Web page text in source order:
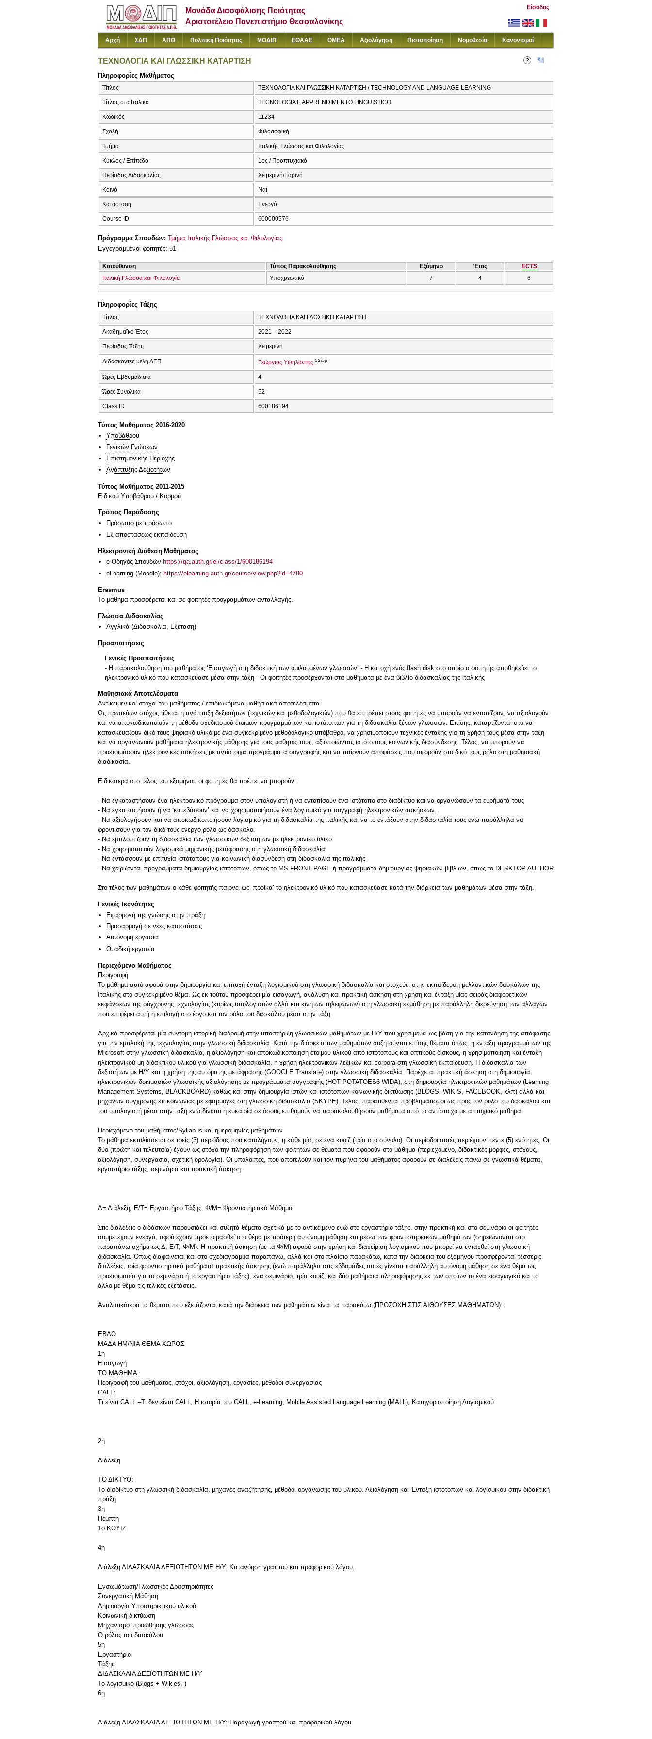
Μονάδα Διασφάλισης Ποιότητας
Αριστοτέλειο Πανεπιστήμιο Θεσσαλονίκης
Είσοδος
Αρχή ΣΔΠ ΑΠΘ Πολιτική Ποιότητας ΜΟΔΙΠ ΕΘΑΑΕ ΟΜΕΑ Αξιολόγηση Πιστοποίηση Νομοθεσία Κανονισμοί
ΤΕΧΝΟΛΟΓΙΑ ΚΑΙ ΓΛΩΣΣΙΚΗ ΚΑΤΑΡΤΙΣΗ
Πληροφορίες Μαθήματος
Τίτλος ΤΕΧΝΟΛΟΓΙΑ ΚΑΙ ΓΛΩΣΣΙΚΗ ΚΑΤΑΡΤΙΣΗ / TECHNOLOGY AND LANGUAGE-LEARNING
Τίτλος στα Ιταλικά TECNOLOGIA E APPRENDIMENTO LINGUISTICO
Κωδικός 11234
Σχολή Φιλοσοφική
Τμήμα Ιταλικής Γλώσσας και Φιλολογίας
Κύκλος / Επίπεδο 1ος / Προπτυχιακό
Περίοδος Διδασκαλίας Χειμερινή/Εαρινή
Κοινό Ναι
Κατάσταση Ενεργό
Course ID 600000576
Πρόγραμμα Σπουδών: Τμήμα Ιταλικής Γλώσσας και Φιλολογίας
Εγγεγραμμένοι φοιτητές: 51
Κατεύθυνση Τύπος Παρακολούθησης Εξάμηνο Έτος
ECTS
Ιταλική Γλώσσα και Φιλολογία
Υποχρεωτικό 7 4 6
Πληροφορίες Τάξης
Τίτλος ΤΕΧΝΟΛΟΓΙΑ ΚΑΙ ΓΛΩΣΣΙΚΗ ΚΑΤΑΡΤΙΣΗ
Ακαδημαϊκό Έτος 2021 – 2022
Περίοδος Τάξης Χειμερινή
Διδάσκοντες μέλη ΔΕΠ Γεώργιος Υψηλάντης 52ωρ
Ώρες Εβδομαδιαία 4
Ώρες Συνολικά 52
Class ID 600186194
Τύπος Μαθήματος 2016-2020
Υποβάθρου
Γενικών Γνώσεων
Επιστημονικής Περιοχής
Ανάπτυξης Δεξιοτήτων
Τύπος Μαθήματος 2011-2015
Ειδικού Υποβάθρου / Κορμού
Τρόπος Παράδοσης
Πρόσωπο με πρόσωπο
Eξ απoστάσεως εκπαίδευση
Ηλεκτρονική Διάθεση Μαθήματος
e-Οδηγός Σπουδών https://qa.auth.gr/el/class/1/600186194
eLearning (Moodle): https://elearning.auth.gr/course/view.php?id=4790
Erasmus
Το μάθημα προσφέρεται και σε φοιτητές προγραμμάτων ανταλλαγής.
Γλώσσα Διδασκαλίας
Αγγλικά (Διδασκαλία, Εξέταση)
Προαπαιτήσεις
Γενικές Προαπαιτήσεις
- Η παρακολούθηση του μαθήματος ‘Εισαγωγή στη διδακτική των ομιλουμένων γλωσσών’ - Η κατοχή ενός flash disk στο οποίο ο φοιτητής αποθηκεύει το
ηλεκτρονικό υλικό που κατασκεύασε μέσα στην τάξη - Οι φοιτητές προσέρχονται στα μαθήματα με ένα βιβλίο διδασκαλίας της ιταλικής
Μαθησιακά Αποτελέσματα
Αντικειμενικοί στόχοι του μαθήματος / επιδιωκόμενα μαθησιακά αποτελέσματα
Ως πρωτεύων στόχος τίθεται η ανάπτυξη δεξιοτήτων (τεχνικών και μεθοδολογικών) που θα επιτρέπει στους φοιτητές να μπορούν να εντοπίζουν, να αξιολογούν
και να αποκωδικοποιούν τη μέθοδο σχεδιασμού έτοιμων προγραμμάτων και ιστότοπων για τη διδασκαλία ξένων γλωσσών. Επίσης, καταρτίζονται στο να
κατασκευάζουν δικό τους ψηφιακό υλικό με ένα συγκεκριμένο μεθοδολογικό υπόβαθρο, να χρησιμοποιούν τεχνικές ένταξης για τη χρήση τους μέσα στην τάξη
και να οργανώνουν μαθήματα ηλεκτρονικής μάθησης για τους μαθητές τους, αξιοποιώντας ιστότοπους κοινωνικής διασύνδεσης. Τέλος, να μπορούν να
προετοιμάσουν ηλεκτρονικές ασκήσεις με αντίστοιχα προγράμματα συγγραφής και να παίρνουν αποφάσεις που αφορούν στο δικό τους ρόλο στη μαθησιακή
διαδικασία.
Ειδικότερα στο τέλος του εξαμήνου οι φοιτητές θα πρέπει να μπορούν:
- Να εγκαταστήσουν ένα ηλεκτρονικό πρόγραμμα στον υπολογιστή ή να εντοπίσουν ένα ιστότοπο στο διαδίκτυο και να οργανώσουν τα ευρήματά τους
- Να εγκαταστήσουν ή να ‘κατεβάσουν’ και να χρησιμοποιήσουν ένα λογισμικό για συγγραφή ηλεκτρονικών ασκήσεων.
- Να αξιολογήσουν και να αποκωδικοποιήσουν λογισμικό για τη διδασκαλία της ιταλικής και να το εντάξουν στην διδασκαλία τους ενώ παράλληλα να
φροντίσουν για τον δικό τους ενεργό ρόλο ως δάσκαλοι
- Να εμπλουτίζουν τη διδασκαλία των γλωσσικών δεξιοτήτων με ηλεκτρονικό υλικό
- Να χρησιμοποιούν λογισμικά μηχανικής μετάφρασης στη γλωσσική διδασκαλία
- Να εντάσσουν με επιτυχία ιστότοπους για κοινωνική διασύνδεση στη διδασκαλία της ιταλικής
- Να χειρίζονται προγράμματα δημιουργίας ιστότοπων, όπως το MS FRONT PAGE ή προγράμματα δημιουργίας ψηφιακών βιβλίων, όπως το DESKTOP AUTHOR
Γενικές Ικανότητες
Εφαρμογή της γνώσης στην πράξη
Προσαρμογή σε νέες καταστάσεις
Αυτόνομη εργασία
Ομαδική εργασία
Περιεχόμενο Μαθήματος
Περιγραφή
Το μάθημα αυτό αφορά στην δημιουργία και επιτυχή ένταξη λογισμικού στη γλωσσική διδασκαλία και στοχεύει στην εκπαίδευση μελλοντικών δασκάλων της
Ιταλικής στο συγκεκριμένο θέμα. Ως εκ τούτου προσφέρει μία εισαγωγή, ανάλυση και πρακτική άσκηση στη χρήση και ένταξη μίας σειράς διαφορετικών
εκφάνσεων της σύγχρονης τεχνολογίας (κυρίως υπολογιστών αλλά και κινητών τηλεφώνων) στη γλωσσική εκμάθηση με παράλληλη διερεύνηση των αλλαγών
που επιφέρει αυτή η επιλογή στο έργο και τον ρόλο του δασκάλου μέσα στην τάξη.
Αρχικά προσφέρεται μία σύντομη ιστορική διαδρομή στην υποστήριξη γλωσσικών μαθημάτων με Η/Υ που χρησιμεύει ως βάση για την κατανόηση της απόφασης
για την εμπλοκή της τεχνολογίας στην γλωσσική διδασκαλία. Κατά την διάρκεια των μαθημάτων συζητούνται επίσης θέματα όπως, η ένταξη προγραμμάτων της
Microsoft στην γλωσσική διδασκαλία, η αξιολόγηση και αποκωδικοποίηση έτοιμου υλικού από ιστότοπους και οπτικούς δίσκους, η χρησιμοποίηση και ένταξη
ηλεκτρονικού μη διδακτικού υλικού για γλωσσική διδασκαλία, η χρήση ηλεκτρονικών λεξικών και corpora στη γλωσσική εκπαίδευση. Η διδασκαλία των
δεξιοτήτων με Η/Υ και η χρήση της αυτόματης μετάφρασης (GOOGLE Translate) στην γλωσσική διδασκαλία. Παρέχεται πρακτική άσκηση στη δημιουργία
ηλεκτρονικών δοκιμασιών γλωσσικής αξιολόγησης με προγράμματα συγγραφής (HOT POTATOES6 WIDA), στη δημιουργία ηλεκτρονικών μαθημάτων (Learning
Management Systems, BLACKBOARD) καθώς και στην δημιουργία ιστών και ιστότοπων κοινωνικής δικτύωσης (BLOGS, WIKIS, FACEBOOK, κλπ) αλλά και
μηχανών σύγχρονης επικοινωνίας με εφαρμογές στη γλωσσική διδασκαλία (SKYPE). Τέλος, παρατίθενται προβληματισμοί ως προς τον ρόλο του δασκάλου και
του υπολογιστή μέσα στην τάξη ενώ δίνεται η ευκαιρία σε όσους επιθυμούν να παρακολουθήσουν μαθήματα από το αντίστοιχο μεταπτυχιακό μάθημα.
Περιεχόμενο του μαθήματος/Syllabus και ημερομηνίες μαθημάτων
Το μάθημα εκτυλίσσεται σε τρείς (3) περιόδους που καταλήγουν, η κάθε μία, σε ένα κουίζ (τρία στο σύνολο). Οι περίοδοι αυτές περιέχουν πέντε (5) ενότητες. Οι
δύο (πρώτη και τελευταία) έχουν ως στόχο την πληροφόρηση των φοιτητών σε θέματα που αφορούν στο μάθημα (περιεχόμενο, διδακτικές μορφές, στόχους,
αξιολόγηση, συνεργασία, σχετική ορολογία). Οι υπόλοιπες, που αποτελούν και τον πυρήνα του μαθήματος αφορούν σε διαλέξεις πάνω σε γνωστικά θέματα,
εργαστήριο τάξης, σεμινάρια και πρακτική άσκηση.
Δ= Διάλεξη, Ε/Τ= Εργαστήριο Τάξης, Φ/Μ= Φροντιστηριακό Μάθημα.
Στις διαλέξεις ο διδάσκων παρουσιάζει και συζητά θέματα σχετικά με το αντικείμενο ενώ στο εργαστήριο τάξης, στην πρακτική και στο σεμινάριο οι φοιτητές
συμμετέχουν ενεργά, αφού έχουν προετοιμασθεί στο θέμα με πρότερη αυτόνομη μάθηση και μέσω των φροντιστηριακών μαθημάτων (σημειώνονται στο
παραπάνω σχήμα ως Δ, Ε/Τ, Φ/Μ). Η πρακτική άσκηση (με τα Φ/Μ) αφορά στην χρήση και διαχείριση λογισμικού που μπορεί να ενταχθεί στη γλωσσική
διδασκαλία. Όπως διαφαίνεται και στο σχεδιάγραμμα παραπάνω, αλλά και στο πλαίσιο παρακάτω, κατά την διάρκεια του εξαμήνου προσφέρονται τέσσερις
διαλέξεις, τρία φροντιστηριακά μαθήματα πρακτικής άσκησης (ενώ παράλληλα στις εβδομάδες αυτές γίνεται παράλληλη αυτόνομη μάθηση σε ένα θέμα ως
προετοιμασία για το σεμινάριο ή το εργαστήριο τάξης), ένα σεμινάριο, τρία κουίζ, και δύο μαθήματα πληροφόρησης εκ των οποίων το ένα εισαγωγικό και το
άλλο με θέμα τις τελικές εξετάσεις.
Αναλυτικότερα τα θέματα που εξετάζονται κατά την διάρκεια των μαθημάτων είναι τα παρακάτω (ΠΡΟΣΟΧΗ ΣΤΙΣ ΑΙΘΟΥΣΕΣ ΜΑΘΗΜΑΤΩΝ):
ΕΒΔΟ
ΜΑΔΑ HM/NIA ΘΕΜΑ ΧΩΡΟΣ
1η
Εισαγωγή
ΤΟ ΜΑΘΗΜΑ:
Περιγραφή του μαθήματος, στόχοι, αξιολόγηση, εργασίες, μέθοδοι συνεργασίας
CALL:
Τι είναι CALL –Τι δεν είναι CALL, Η ιστορία του CALL, e-Learning, Mobile Assisted Language Learning (MALL), Κατηγοριοποίηση Λογισμικού
2η
Διάλεξη
ΤΟ ΔΙΚΤΥΟ:
Το διαδίκτυο στη γλωσσική διδασκαλία, μηχανές αναζήτησης, μέθοδοι οργάνωσης του υλικού. Αξιολόγηση και Ένταξη ιστότοπων και λογισμικού στην διδακτική
πράξη
3η
Πέμπτη
1ο KOYIZ
4η
Διάλεξη ΔΙΔΑΣΚΑΛΙΑ ΔΕΞΙΟΤΗΤΩΝ ΜΕ Η/Υ: Κατανόηση γραπτού και προφορικού λόγου.
Ενσωμάτωση/Γλωσσικές Δραστηριότητες
Συνεργατική Μάθηση
Δημιουργία Υποστηρικτικού υλικού
Κοινωνική δικτύωση
Μηχανισμοί προώθησης γλώσσας
Ο ρόλος του δασκάλου
5η
Εργαστήριο
Τάξης
ΔΙΔΑΣΚΑΛΙΑ ΔΕΞΙΟΤΗΤΩΝ ΜΕ Η/Υ
Το λογισμικό (Blogs + Wikies, )
6η
Διάλεξη ΔΙΔΑΣΚΑΛΙΑ ΔΕΞΙΟΤΗΤΩΝ ΜΕ Η/Υ: Παραγωγή γραπτού και προφορικού λόγου.